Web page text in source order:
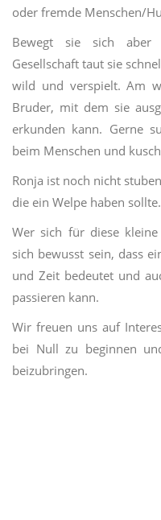
oder fremde Menschen/
Bewegt sie sich aber
Gesellschaft taut sie
wild und verspielt. Am
Bruder, mit dem sie
erkunden kann. Gerne
beim Menschen und
Ronja ist noch nicht
die ein Welpe haben sollte.
Wer sich für diese
sich bewusst sein, dass
und Zeit bedeutet und
passieren kann.
Wir freuen uns auf
bei Null zu beginnen
beizubringen.